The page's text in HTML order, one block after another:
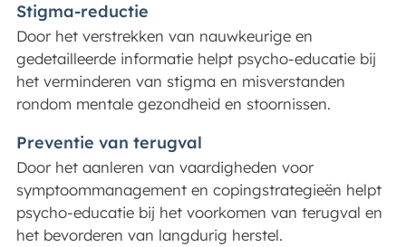
Stigma-reductie
Door het verstrekken van nauwkeurige en
gedetailleerde informatie helpt psycho-educatie bij
het verminderen van stigma en misverstanden
rondom mentale gezondheid en stoornissen.
Preventie van terugval
Door het aanleren van vaardigheden voor
symptoommanagement en copingstrategieën helpt
psycho-educatie bij het voorkomen van terugval en
het bevorderen van langdurig herstel.